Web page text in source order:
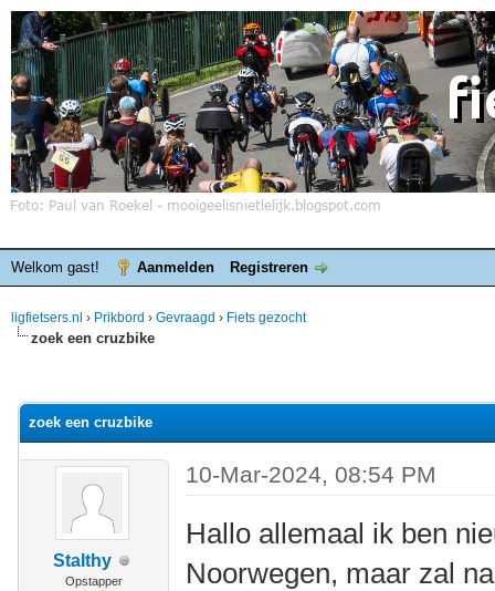
Welkom gast! Aanmelden Registreren
ligfietsers.nl › Prikbord › Gevraagd › Fiets gezocht
zoek een cruzbike
zoek een cruzbike
Stalthy
Opstapper
10-Mar-2024, 08:54 PM
Hallo allemaal ik ben
Noorwegen, maar zal